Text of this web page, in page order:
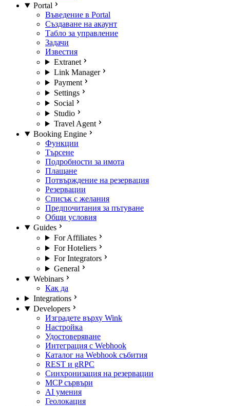
Portal
Въведение в Portal
Създаване на акаунт
Табло за управление
Задачи
Известия
Extranet
Link Manager
Payment
Settings
Social
Studio
Travel Agent
Booking Engine
Функции
Търсене
Подробности за имота
Плащане
Потвърждение на резервация
Резервации
Списък с желания
Предпочитания за пътуване
Общи условия
Guides
For Affiliates
For Hoteliers
For Integrators
General
Webinars
Как да
Integrations
Developers
Изградете върху Wink
Настройка
Удостоверяване
Интеграция с Webhook
Каталог на Webhook събития
REST и gRPC
Синхронизация на резервации
MCP сървъри
AI умения
Геолокация